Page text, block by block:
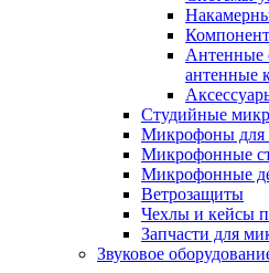
Антенные
антенные
Студийные
Микрофоны для
Микрофонные
Микрофонные
Ветрозащиты
Чехлы и кейсы
Запчасти для
Звуковое